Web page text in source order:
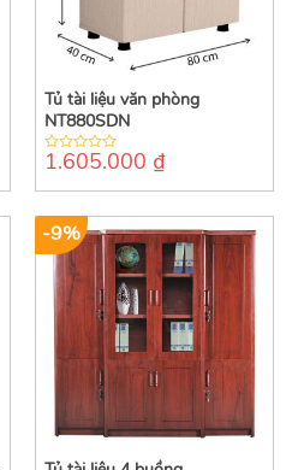
Tủ tài liệu văn phòng
NT880SDN
0
of
1.605.000 ₫
-9%